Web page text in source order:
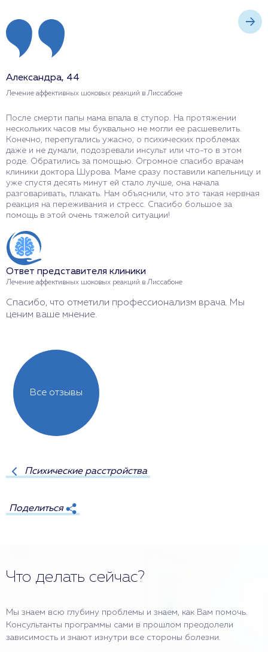
Александра, 44
Лечение аффективных шоковых реакций в Лиссабоне
После смерти папы мама впала в ступор. На протяжении
нескольких часов мы буквально не могли ее расшевелить.
Конечно, перепугались ужасно, о психических проблемах
даже и не думали, подозревали инсульт или что-то в этом
роде. Обратились за помощью. Огромное спасибо врачам
клиники доктора Шурова. Маме сразу поставили капельницу и
уже спустя десять минут ей стало лучше, она начала
разговаривать, плакать. Нам объяснили, что это такая нервная
реакция на переживания и стресс. Спасибо большое за
помощь в этой очень тяжелой ситуации!
Ответ представителя клиники
Лечение аффективных шоковых реакций в Лиссабоне
Спасибо, что отметили профессионализм врача. Мы
ценим ваше мнение.
Все отзывы
Психические расстройства
Поделиться
Что делать сейчас?
Мы знаем всю глубину проблемы и знаем, как Вам помочь.
Консультанты программы сами в прошлом преодолели
зависимость и знают изнутри все стороны болезни.